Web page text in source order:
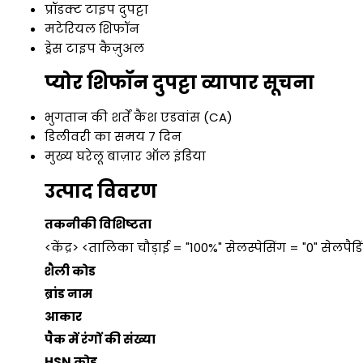
प्रॉडक्ट टाइपदुपट्टा
मटेरियलशिफॉन
ड्रेस टाइपकैज़ुअल
प्योर शिफॉन दुपट्टा व्यापार सूचना
भुगतान की शर्तेंकैश एडवांस (CA)
डिलीवरी का समय 7 दिन
मुख्य घरेलू बाज़ार ऑल इंडिया
उत्पाद विवरण
तकनीकी विशिष्टता
<केंद्र> <तालिका चौड़ाई = "100%" सेलस्पेसिंग = "0"
शैली कोड
ब्रांड नाम
आकार
पैक में रंगों की संख्या